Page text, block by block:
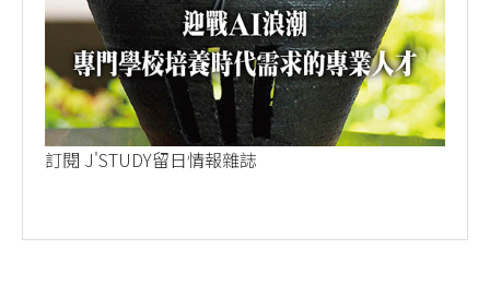
訂閱 J'STUDY留日情報雜誌